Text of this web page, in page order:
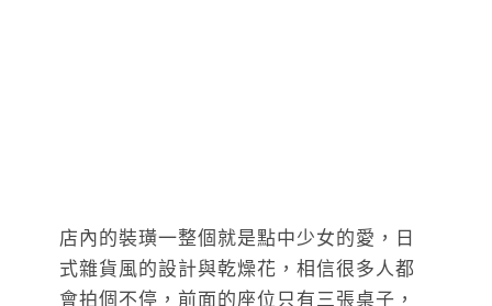
店內的裝璜一整個就是點中少女的愛，日
式雜貨風的設計與乾燥花，相信很多人都
會拍個不停，前面的座位只有三張桌子，